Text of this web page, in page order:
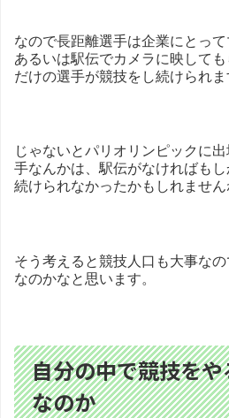
なので長距離選手は企業にとっ
あるいは駅伝でカメラに映して
だけの選手が競技をし続けられま
じゃないとパリオリンピックに
手なんかは、駅伝がなければも
続けられなかったかもしれません
そう考えると競技人口も大事な
なのかなと思います。
自分の中で競技を
なのか